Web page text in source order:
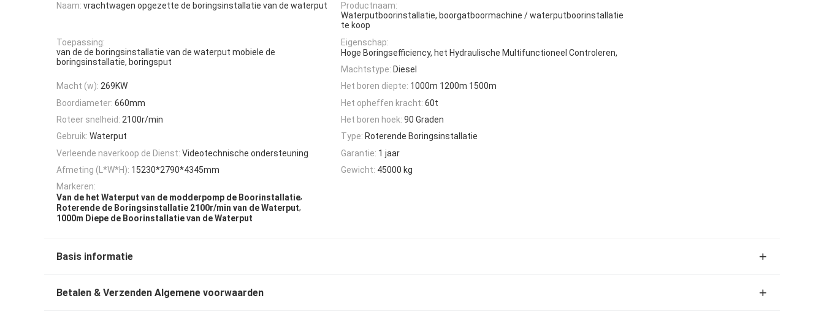
Naam: vrachtwagen opgezette de boringsinstallatie van de waterput
Productnaam:
Waterputboorinstallatie, boorgatboormachine / waterputboorinstallatie
te koop
Toepassing:
van de de boringsinstallatie van de waterput mobiele de
boringsinstallatie, boringsput
Eigenschap:
Hoge Boringsefficiency, het Hydraulische Multifunctioneel Controleren,
Machtstype: Diesel
Macht (w): 269KW Het boren diepte: 1000m 1200m 1500m
Boordiameter: 660mm Het opheffen kracht: 60t
Roteer snelheid: 2100r/min Het boren hoek: 90 Graden
Gebruik: Waterput Type: Roterende Boringsinstallatie
Verleende naverkoop de Dienst: Videotechnische ondersteuning Garantie: 1 jaar
Afmeting (L*W*H): 15230*2790*4345mm Gewicht: 45000 kg
Markeren:
Van de het Waterput van de modderpomp de Boorinstallatie,
Roterende de Boringsinstallatie 2100r/min van de Waterput,
1000m Diepe de Boorinstallatie van de Waterput
Basis informatie
Betalen & Verzenden Algemene voorwaarden